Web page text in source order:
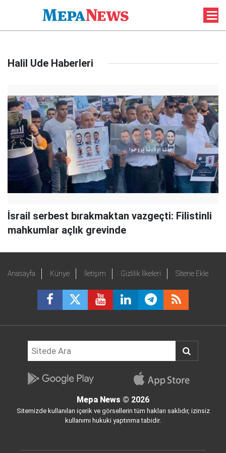
Halil Ude Haberleri
İsrail serbest bırakmaktan vazgeçti: Filistinli
mahkumlar açlık grevinde
Anasayfa Künye İletişim Gizlilik İlkeleri Sitene Ekle
Mepa News © 2026
Sitemizde kullanılan içerik ve görsellerin tüm hakları saklıdır, izinsiz
kullanımı hukuki yaptırıma tabidir.